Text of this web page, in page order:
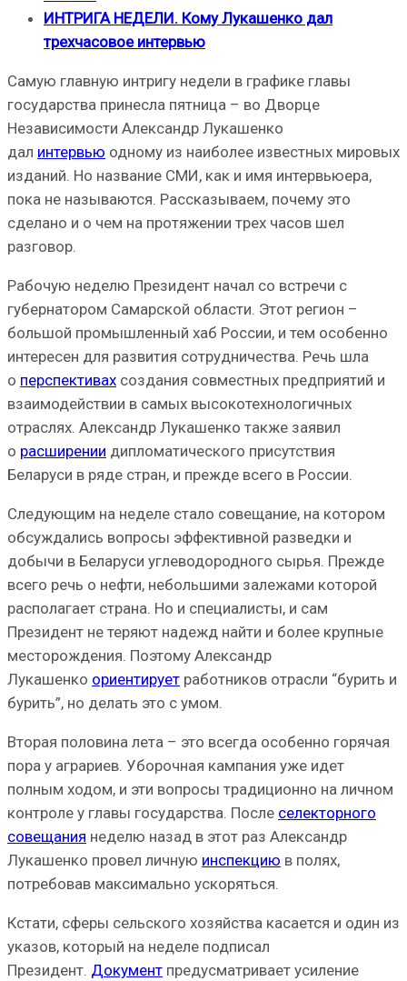
ИНТРИГА НЕДЕЛИ. Кому Лукашенко дал
трехчасовое интервью
Самую главную интригу недели в графике главы
государства принесла пятница – во Дворце
Независимости Александр Лукашенко
дал интервью одному из наиболее известных мировых
изданий. Но название СМИ, как и имя интервьюера,
пока не называются. Рассказываем, почему это
сделано и о чем на протяжении трех часов шел
разговор.
Рабочую неделю Президент начал со встречи с
губернатором Самарской области. Этот регион –
большой промышленный хаб России, и тем особенно
интересен для развития сотрудничества. Речь шла
о перспективах создания совместных предприятий и
взаимодействии в самых высокотехнологичных
отраслях. Александр Лукашенко также заявил
о расширении дипломатического присутствия
Беларуси в ряде стран, и прежде всего в России.
Следующим на неделе стало совещание, на котором
обсуждались вопросы эффективной разведки и
добычи в Беларуси углеводородного сырья. Прежде
всего речь о нефти, небольшими залежами которой
располагает страна. Но и специалисты, и сам
Президент не теряют надежд найти и более крупные
месторождения. Поэтому Александр
Лукашенко ориентирует работников отрасли “бурить и
бурить”, но делать это с умом.
Вторая половина лета – это всегда особенно горячая
пора у аграриев. Уборочная кампания уже идет
полным ходом, и эти вопросы традиционно на личном
контроле у главы государства. После селекторного
совещания неделю назад в этот раз Александр
Лукашенко провел личную инспекцию в полях,
потребовав максимально ускоряться.
Кстати, сферы сельского хозяйства касается и один из
указов, который на неделе подписал
Президент. Документ предусматривает усиление